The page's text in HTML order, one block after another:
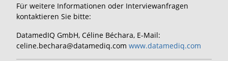
Für weitere Informationen oder Interviewanfragen
kontaktieren Sie bitte:
DatamedIQ GmbH, Céline Béchara, E-Mail:
celine.bechara@datamediq.com www.datamediq.com